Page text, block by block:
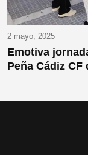
2 mayo, 2025
Emotiva
Peña Cádiz CF